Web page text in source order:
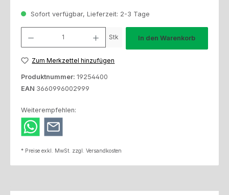
Sofort verfügbar, Lieferzeit: 2-3 Tage
Stk In den Warenkorb
Zum Merkzettel hinzufügen
Produktnummer: 19254400
EAN 3660996002999
Weiterempfehlen:
* Preise exkl. MwSt. zzgl. Versandkosten